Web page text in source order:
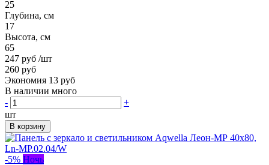
25
Глубина, см
17
Высота, см
65
247 руб /шт
260 руб
Экономия 13 руб
В наличии много
-
+
шт
В корзину
-5% Ночь